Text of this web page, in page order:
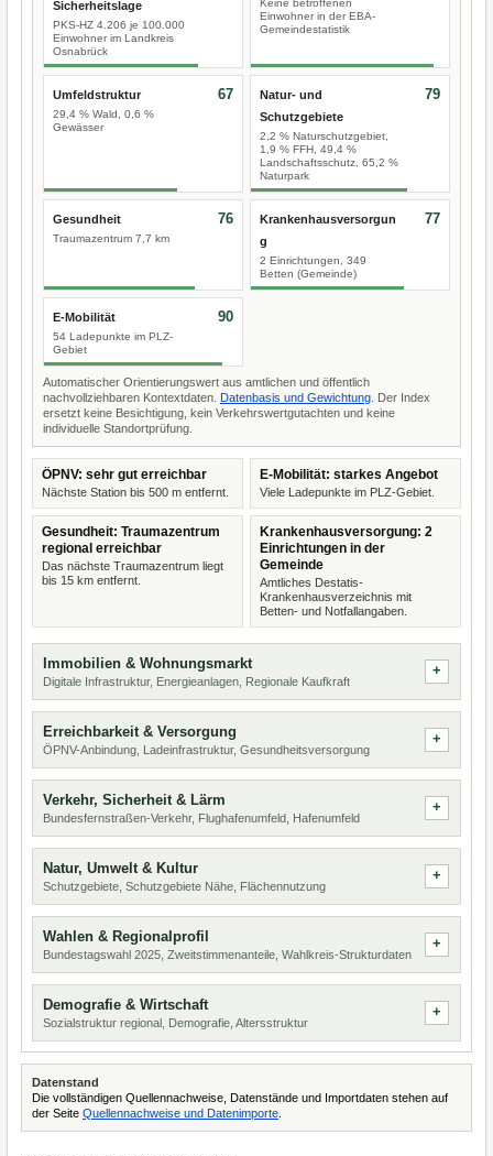
Sicherheitslage
PKS-HZ 4.206 je 100.000
Einwohner im Landkreis
Osnabrück
Keine betroffenen
Einwohner in der EBA-
Gemeindestatistik
Umfeldstruktur
29,4 % Wald, 0,6 %
Gewässer
67
Natur- und
Schutzgebiete
2,2 % Naturschutzgebiet,
1,9 % FFH, 49,4 %
Landschaftsschutz, 65,2 %
Naturpark
79
Gesundheit
Traumazentrum 7,7 km
76
Krankenhausversorgun
g
2 Einrichtungen, 349
Betten (Gemeinde)
77
E-Mobilität
54 Ladepunkte im PLZ-
Gebiet
90
Automatischer Orientierungswert aus amtlichen und öffentlich
nachvollziehbaren Kontextdaten. Datenbasis und Gewichtung . Der Index
ersetzt keine Besichtigung, kein Verkehrswertgutachten und keine
individuelle Standortprüfung.
ÖPNV: sehr gut erreichbar
Nächste Station bis 500 m entfernt.
E-Mobilität: starkes Angebot
Viele Ladepunkte im PLZ-Gebiet.
Gesundheit: Traumazentrum
regional erreichbar
Das nächste Traumazentrum liegt
bis 15 km entfernt.
Krankenhausversorgung: 2
Einrichtungen in der
Gemeinde
Amtliches Destatis-
Krankenhausverzeichnis mit
Betten- und Notfallangaben.
Immobilien & Wohnungsmarkt
Digitale Infrastruktur, Energieanlagen, Regionale Kaufkraft
Erreichbarkeit & Versorgung
ÖPNV-Anbindung, Ladeinfrastruktur, Gesundheitsversorgung
Verkehr, Sicherheit & Lärm
Bundesfernstraßen-Verkehr, Flughafenumfeld, Hafenumfeld
Natur, Umwelt & Kultur
Schutzgebiete, Schutzgebiete Nähe, Flächennutzung
Wahlen & Regionalprofil
Bundestagswahl 2025, Zweitstimmenanteile, Wahlkreis-Strukturdaten
Demografie & Wirtschaft
Sozialstruktur regional, Demografie, Altersstruktur
Datenstand
Die vollständigen Quellennachweise, Datenstände und Importdaten stehen auf
der Seite Quellennachweise und Datenimporte